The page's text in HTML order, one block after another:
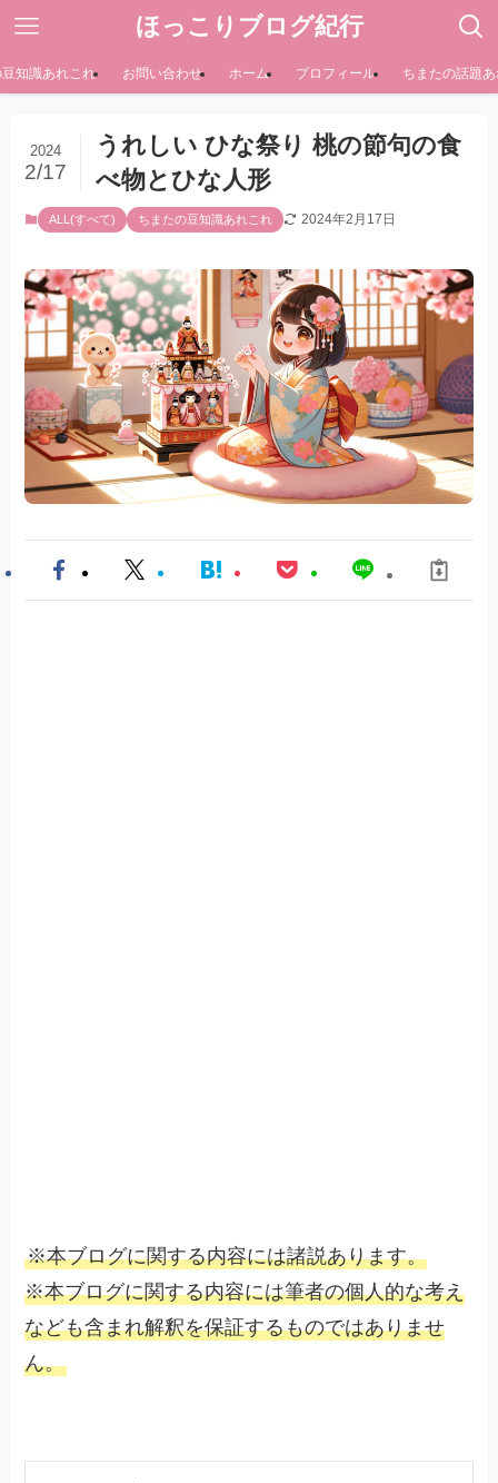
ほっこりブログ紀行
知識あれこれ お問い合わせ ホーム プロフィール ちまたの話題
うれしい ひな祭り 桃の節句の食
べ物とひな人形
2024
2/17
ALL(すべて) ちまたの豆知識あれこれ 2024年2月17日
※本ブログに関する内容には諸説あります。
※本ブログに関する内容には筆者の個人的な考え
なども含まれ解釈を保証するものではありませ
ん。